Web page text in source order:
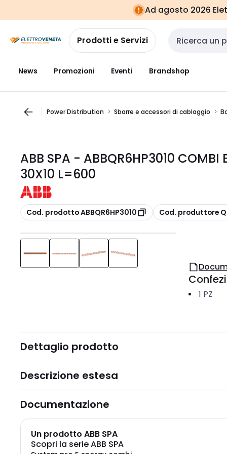
navigazionealla
pagina
Ad agosto 2026
Prodotti e Servizi Cerca input
News Promozioni Eventi Brandshop
Power Distribution Sbarre e accessori di cablaggio
ABB SPA - ABBQR6HP3010 COMBI
30X10 L=600
copia
Cod. prodotto ABBQR6HP3010 copia
Cod. produttore
1 PZ
Dettaglio prodotto
Descrizione estesa
Documentazione
Un prodotto ABB SPA
Scopri la serie ABB SPA